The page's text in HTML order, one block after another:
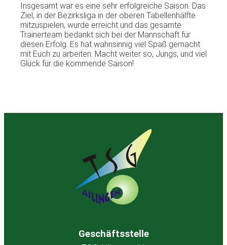
Insgesamt war es eine sehr erfolgreiche Saison. Das
Ziel, in der Bezirksliga in der oberen Tabellenhälfte
mitzuspielen, wurde erreicht und das gesamte
Trainerteam bedankt sich bei der Mannschaft für
diesen Erfolg. Es hat wahnsinnig viel Spaß gemacht
mit Euch zu arbeiten. Macht weiter so, Jungs, und viel
Glück für die kommende Saison!
Geschäftsstelle